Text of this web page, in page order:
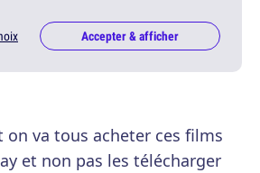
Accepter & afficher
on va tous acheter ces films
et non pas les télécharger